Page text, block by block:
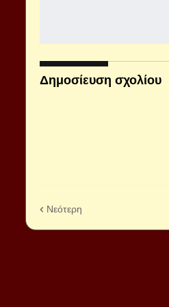
Δημοσίευση σχολίου
Νεότερη